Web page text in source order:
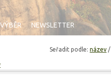
NEWSLETTER
Seřadit podle: název /